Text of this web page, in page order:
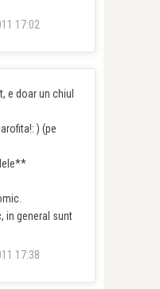
17:02
e doar un chiul
) (pe
in general sunt
17:38